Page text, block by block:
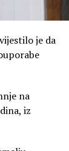
je da
na
iz